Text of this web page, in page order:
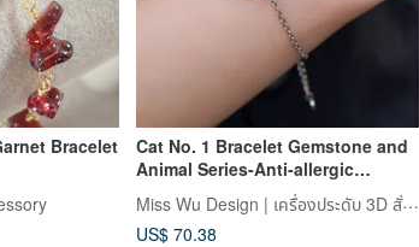
Bracelet
Cat No. 1 Bracelet Gemstone and
Animal Series-Anti-allergic
Medical Steel
Miss Wu Design | เครื่องประดับ 3D สั่งทำพิเศษ
US$ 70.38